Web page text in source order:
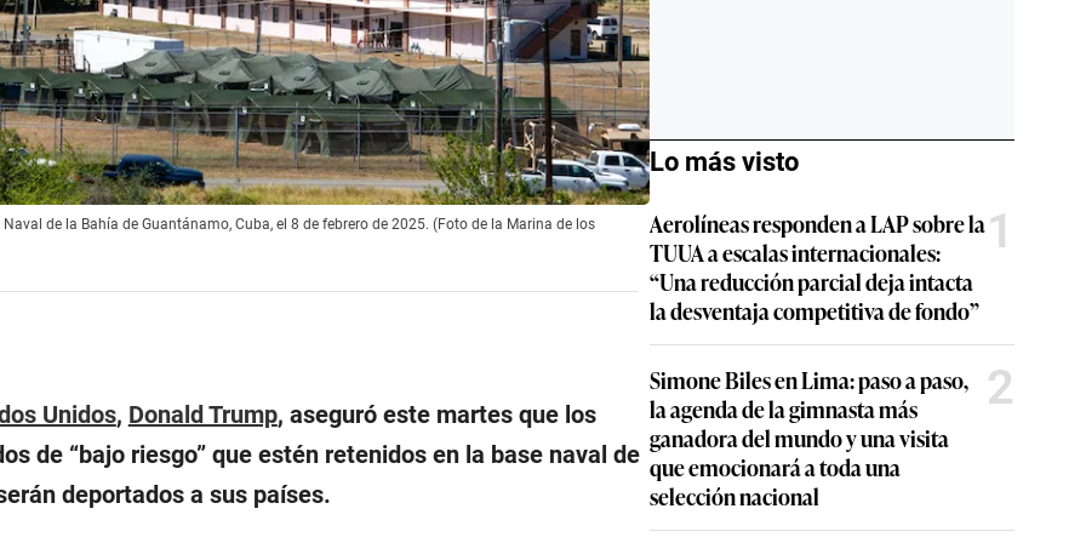
de la Bahía de Guantánamo, Cuba, el 8 de febrero de 2025. (Foto de la Marina de los
Unidos, Donald Trump, aseguró este martes que los
de “bajo riesgo” que estén retenidos en la base naval de
deportados a sus países.
Lo más visto
Aerolíneas responden a LAP sobre la
TUUA a escalas internacionales:
“Una reducción parcial deja intacta
la desventaja competitiva de fondo”
1
Simone Biles en Lima: paso a paso,
la agenda de la gimnasta más
ganadora del mundo y una visita
que emocionará a toda una
selección nacional
2